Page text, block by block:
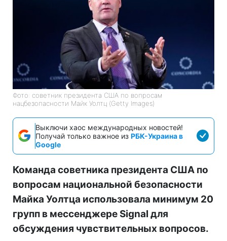
Фото: советник президента США по вопросам
нацбезопасности Майк Уолтц (Getty Images)
Выключи хаос международных новостей!
Получай только важное из РБК-Украина в
Google
Команда советника президента США по
вопросам национальной безопасности
Майка Уолтца использовала минимум 20
групп в мессенджере Signal для
обсуждения чувствительных вопросов.